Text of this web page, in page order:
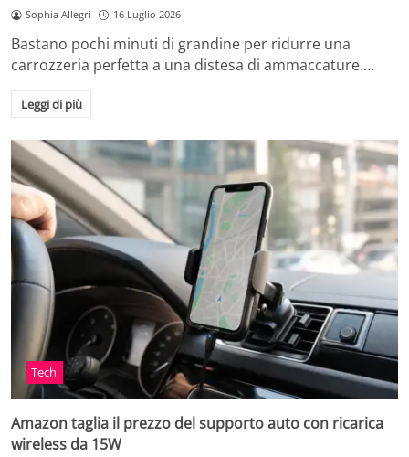
Sophia Allegri 16 Luglio 2026
Bastano pochi minuti di grandine per ridurre una
carrozzeria perfetta a una distesa di ammaccature.…
Leggi di più
Tech
Amazon taglia il prezzo del supporto auto con ricarica
wireless da 15W